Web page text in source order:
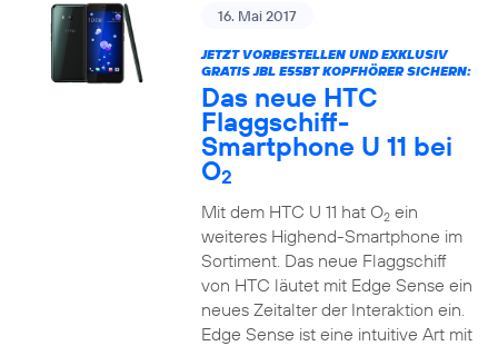
16. Mai 2017
JETZT VORBESTELLEN UND EXKLUSIV
GRATIS JBL E55BT KOPFHÖRER SICHERN:
Das neue HTC
Flaggschiff-
Smartphone U 11 bei
O2
Mit dem HTC U 11 hat O2ein
weiteres Highend-Smartphone im
Sortiment. Das neue Flaggschiff
von HTC läutet mit Edge Sense ein
neues Zeitalter der Interaktion ein.
Edge Sense ist eine intuitive Art mit